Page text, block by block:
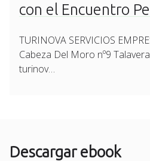
con el Encuentro
TURINOVA SERVICIOS
Cabeza Del Moro nº9
turinov…
Descargar ebook